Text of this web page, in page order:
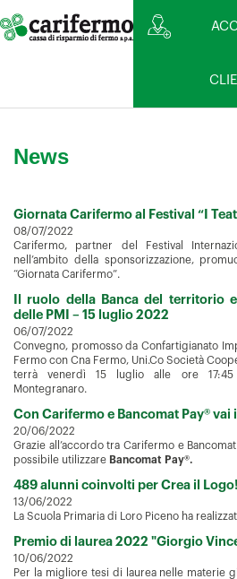
News
Giornata Carifermo al Festival “I
08/07/2022
Carifermo, partner del Festival
nell’ambito della sponsorizzazione,
“Giornata Carifermo”.
Il ruolo della Banca del territorio
delle PMI – 15 luglio 2022
06/07/2022
Convegno, promosso da Confartigianato
Fermo con Cna Fermo, Uni.Co Società
terrà venerdì 15 luglio alle ore
Montegranaro.
Con Carifermo e Bancomat Pay®
20/06/2022
Grazie all’accordo tra Carifermo e
possibile utilizzare Bancomat Pay®.
489 alunni coinvolti per Crea il Logo!
13/06/2022
La Scuola Primaria di Loro Piceno ha
Premio di laurea 2022 "Giorgio
10/06/2022
Per la migliore tesi di laurea nelle materie